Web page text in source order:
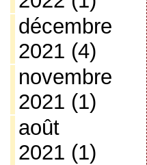
décembre
2021 (4)
novembre
2021 (1)
août
2021 (1)